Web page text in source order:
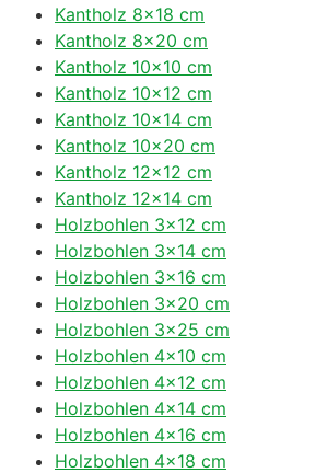
Kantholz 8×18 cm
Kantholz 8×20 cm
Kantholz 10×10 cm
Kantholz 10×12 cm
Kantholz 10×14 cm
Kantholz 10×20 cm
Kantholz 12×12 cm
Kantholz 12×14 cm
Holzbohlen 3×12 cm
Holzbohlen 3×14 cm
Holzbohlen 3×16 cm
Holzbohlen 3×20 cm
Holzbohlen 3×25 cm
Holzbohlen 4×10 cm
Holzbohlen 4×12 cm
Holzbohlen 4×14 cm
Holzbohlen 4×16 cm
Holzbohlen 4×18 cm